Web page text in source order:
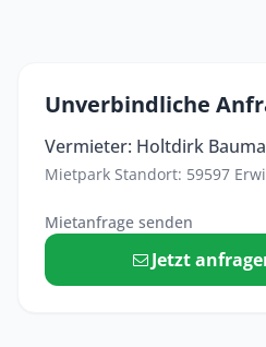
Unverbindliche
Vermieter: Holtdirk
Mietpark Standort: 59597
Mietanfrage senden
Jetzt